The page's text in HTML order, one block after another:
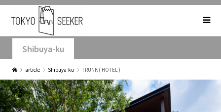
Shibuya-ku
article Shibuya-ku TRUNK ( HOTEL )